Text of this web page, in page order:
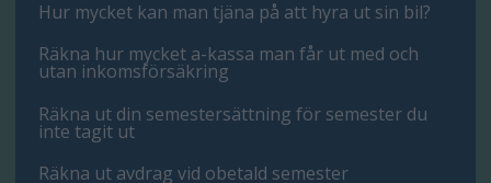
Hur mycket kan man tjäna på att hyra ut sin bil?
Räkna hur mycket a-kassa man får ut med och
utan inkomsförsäkring
Räkna ut din semestersättning för semester du
inte tagit ut
Räkna ut avdrag vid obetald semester